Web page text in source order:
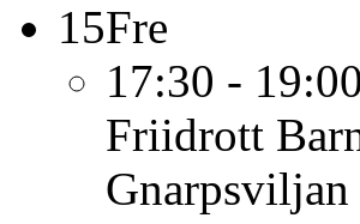
15Fre
17:30 - 19:00
Friidrott
Gnarpsviljan